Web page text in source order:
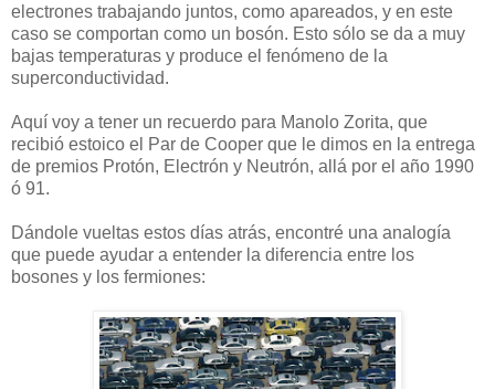
electrones trabajando juntos, como apareados, y en este
caso se comportan como un bosón. Esto sólo se da a muy
bajas temperaturas y produce el fenómeno de la
superconductividad.
Aquí voy a tener un recuerdo para Manolo Zorita, que
recibió estoico el Par de Cooper que le dimos en la entrega
de premios Protón, Electrón y Neutrón, allá por el año 1990
ó 91.
Dándole vueltas estos días atrás, encontré una analogía
que puede ayudar a entender la diferencia entre los
bosones y los fermiones: